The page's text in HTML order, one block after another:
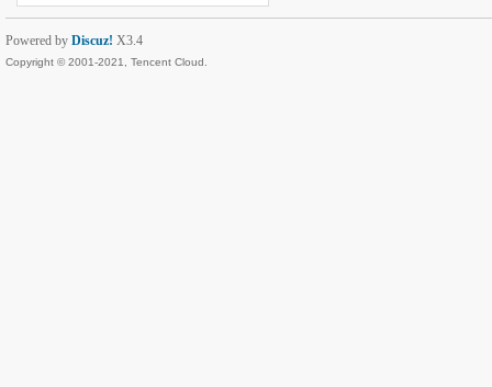
Powered by Discuz! X3.4
Copyright © 2001-2021, Tencent Cloud.